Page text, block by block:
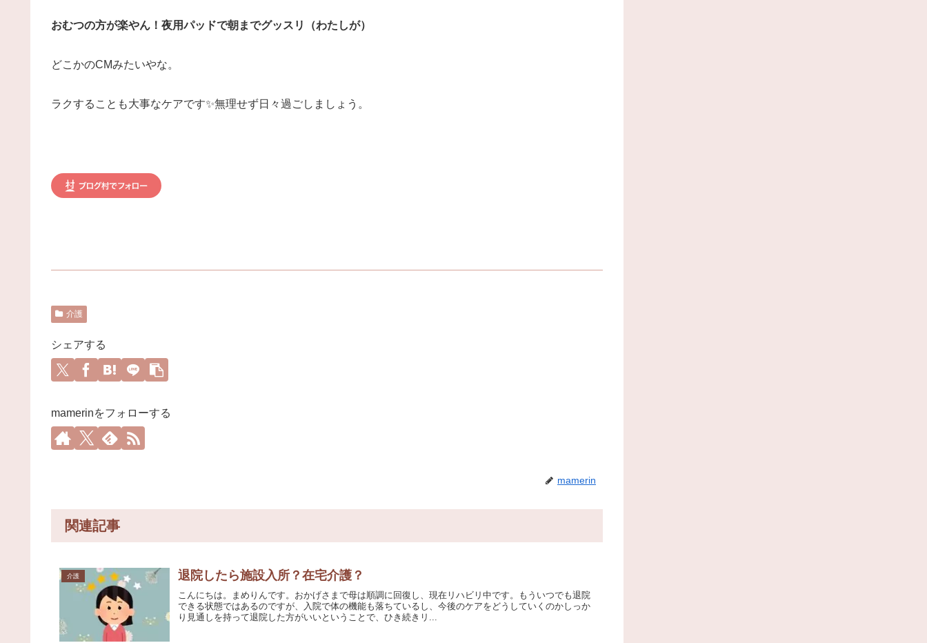
おむつの方が楽やん！夜用パッドで朝までグッスリ（わたしが）
どこかのCMみたいやな。
ラクすることも大事なケアです✨無理せず日々過ごしましょう。
介護
シェアする
mamerinをフォローする
mamerin
関連記事
介護 退院したら施設入所？在宅介護？
こんにちは。まめりんです。おかげさまで母は順調に回復し、現在リハビリ中です。もういつでも退院
できる状態ではあるのですが、入院で体の機能も落ちているし、今後のケアをどうしていくのかしっか
り見通しを持って退院した方がいいということで、ひき続きリ...